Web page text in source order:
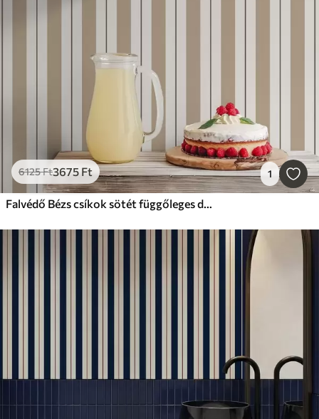
6125Ft3675 Ft 1
Falvédő Bézs csíkok sötét függőleges díszítéssel